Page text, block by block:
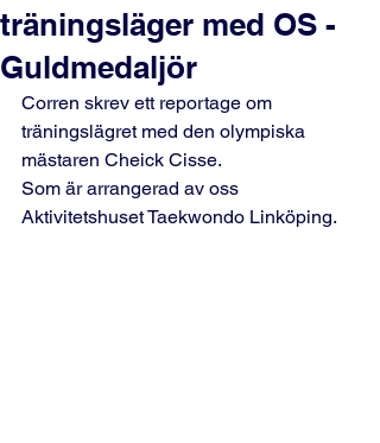
träningsläger med OS -
Guldmedaljör
Corren skrev ett reportage om
träningslägret med den olympiska
mästaren Cheick Cisse.
Som är arrangerad av oss
Aktivitetshuset Taekwondo Linköping.